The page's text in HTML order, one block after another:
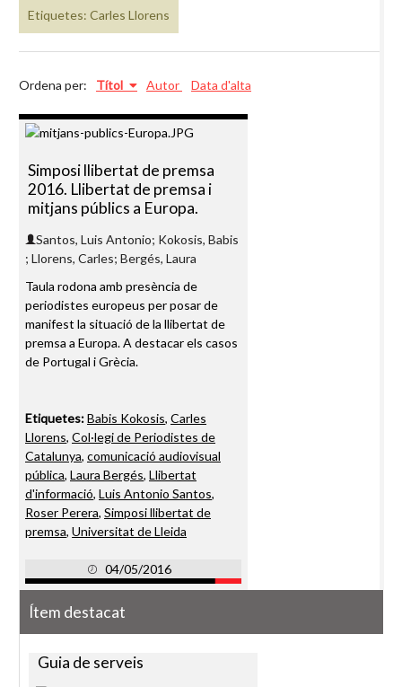
Etiquetes: Carles Llorens
Ordena per: Títol Autor Data d'alta
Simposi llibertat de premsa
2016. Llibertat de premsa i
mitjans públics a Europa.
Santos, Luis Antonio; Kokosis, Babis
; Llorens, Carles; Bergés, Laura
Taula rodona amb presència de
periodistes europeus per posar de
manifest la situació de la llibertat de
premsa a Europa. A destacar els casos
de Portugal i Grècia.
Etiquetes:Babis Kokosis, Carles
Llorens, Col·legi de Periodistes de
Catalunya, comunicació audiovisual
pública, Laura Bergés, Llibertat
d'informació, Luis Antonio Santos,
Roser Perera, Simposi llibertat de
premsa, Universitat de Lleida
04/05/2016
Ítem destacat
Guia de serveis